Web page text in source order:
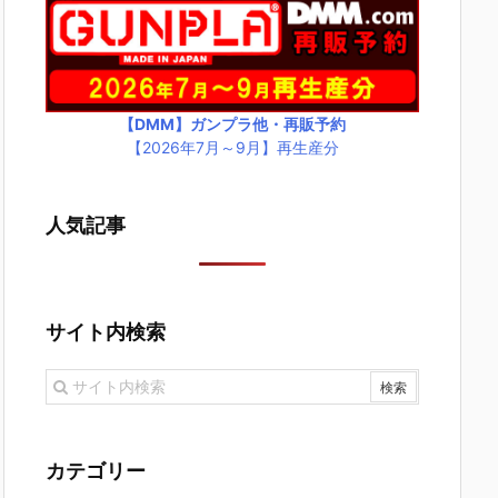
【DMM】ガンプラ他・再販予約
【2026年7月～9月】再生産分
人気記事
サイト内検索
カテゴリー